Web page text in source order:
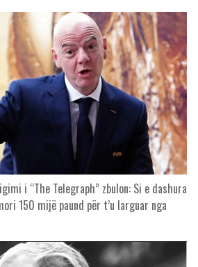
i “The Telegraph” zbulon: Si e dashura
150 mijë paund për t’u larguar nga